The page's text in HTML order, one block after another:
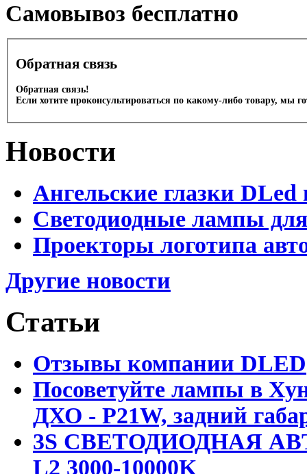
Cамовывоз бесплатно
Обратная связь
Обратная связь!
Если хотите проконсультироваться по какому-либо товару, мы
Новости
Ангельские глазки DLed
Светодиодные лампы
Проекторы логотипа
Другие новости
Статьи
Отзывы компании DLED
Посоветуйте лампы в
ДХО - P21W, задний
3S СВЕТОДИОДНАЯ
L2 3000-10000K